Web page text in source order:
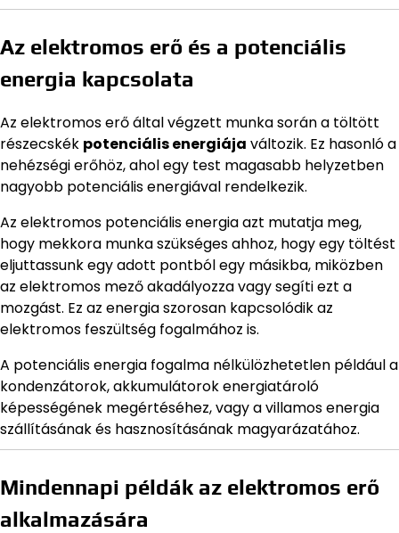
Az elektromos erő és a potenciális
energia kapcsolata
Az elektromos erő által végzett munka során a töltött
részecskék potenciális energiája változik. Ez hasonló a
nehézségi erőhöz, ahol egy test magasabb helyzetben
nagyobb potenciális energiával rendelkezik.
Az elektromos potenciális energia azt mutatja meg,
hogy mekkora munka szükséges ahhoz, hogy egy töltést
eljuttassunk egy adott pontból egy másikba, miközben
az elektromos mező akadályozza vagy segíti ezt a
mozgást. Ez az energia szorosan kapcsolódik az
elektromos feszültség fogalmához is.
A potenciális energia fogalma nélkülözhetetlen például a
kondenzátorok, akkumulátorok energiatároló
képességének megértéséhez, vagy a villamos energia
szállításának és hasznosításának magyarázatához.
Mindennapi példák az elektromos erő
alkalmazására